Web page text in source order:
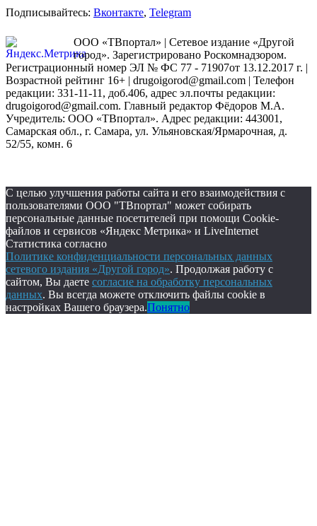
Подписывайтесь: Вконтакте, Telegram
ООО «ТВпортал» | Сетевое издание «Другой
город». Зарегистрировано Роскомнадзором.
Регистрационный номер ЭЛ № ФС 77 - 71907от 13.12.2017 г. |
Возрастной рейтинг 16+ | drugoigorod@gmail.com | Телефон
редакции: 331-11-11, доб.406, адрес эл.почты редакции:
drugoigorod@gmail.com. Главный редактор Фёдоров М.А.
Учредитель: ООО «ТВпортал». Адрес редакции: 443001,
Самарская обл., г. Самара, ул. Ульяновская/Ярмарочная, д.
52/55, комн. 6
С целью улучшения работы сайта и его взаимодействия с
пользователями ООО "ТВпортал" может собирать
персональные данные посетителей при помощи Cookie-
файлов и сервисов «Яндекс Метрика» и LiveInternet
Статистика согласно
Политике конфиденциальности персональных данных
сетевого издания «Другой город». Продолжая работу с
сайтом, Вы даете согласие на обработку персональных
данных. Вы всегда можете отключить файлы cookie в
настройках Вашего браузера.Понятно